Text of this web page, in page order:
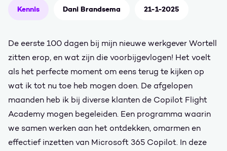
Kennis Dani Brandsema 21-1-2025
De eerste 100 dagen bij mijn nieuwe werkgever Wortell
zitten erop, en wat zijn die voorbijgevlogen! Het voelt
als het perfecte moment om eens terug te kijken op
wat ik tot nu toe heb mogen doen. De afgelopen
maanden heb ik bij diverse klanten de Copilot Flight
Academy mogen begeleiden. Een programma waarin
we samen werken aan het ontdekken, omarmen en
effectief inzetten van Microsoft 365 Copilot. In deze